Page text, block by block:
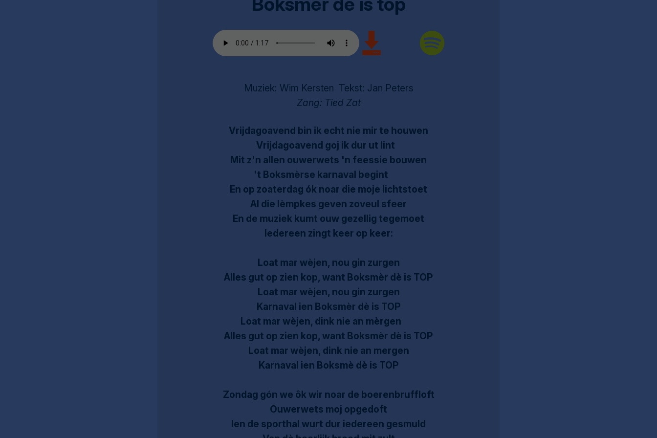
Muziek: Wim Kersten Tekst: Jan Peters
Zang: Tied Zat
Vrijdagoavend bin ik echt nie mir te houwen
Vrijdagoavend goj ik dur ut lint
Mit z'n allen ouwerwets 'n feessie bouwen
't Boksmèrse karnaval begint
En op zoaterdag ók noar die moje lichtstoet
Al die lèmpkes geven zoveul sfeer
En de muziek kumt ouw gezellig tegemoet
Iedereen zingt keer op keer:
Loat mar wèjen, nou gin zurgen
Alles gut op zien kop, want Boksmèr dè is TOP
Loat mar wèjen, nou gin zurgen
Karnaval ien Boksmèr dè is TOP
Loat mar wèjen, dink nie an mèrgen
Alles gut op zien kop, want Boksmèr dè is TOP
Loat mar wèjen, dink nie an mergen
Karnaval ien Boksmè dè is TOP
Zondag gón we ôk wir noar de boerenbruffloft
Ouwerwets moj opgedoft
Ien de sporthal wurt dur iedereen gesmuld